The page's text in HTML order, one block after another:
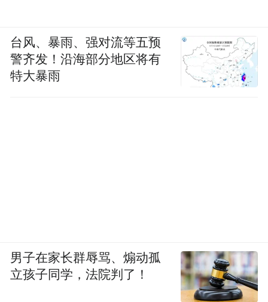
台风、暴雨、强对流等五预
警齐发！沿海部分地区将有
特大暴雨
男子在家长群辱骂、煽动孤
立孩子同学，法院判了！